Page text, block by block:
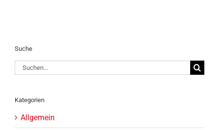
Suche
Suche
nach:
Kategorien
Allgemein